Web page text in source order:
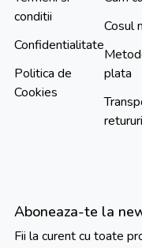
conditii
Confidentialitate
Politica de
Cookies
Cosul
plata
retururi
Aboneaza-te la
Fii la curent cu toate